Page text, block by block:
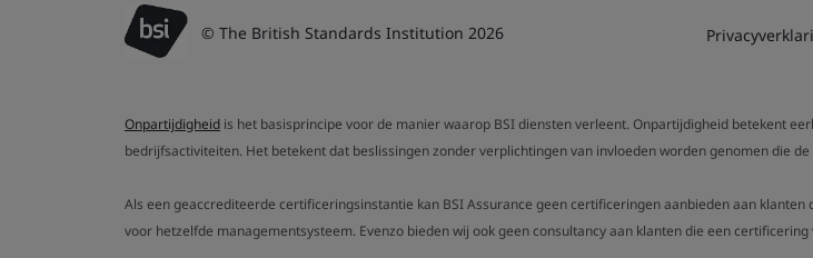
© The British Standards Institution 2026
Onpartijdigheid is het basisprincipe voor de manier waarop BSI diensten verleent. Onpartijdigheid betekent
bedrijfsactiviteiten. Het betekent dat beslissingen zonder verplichtingen van invloeden worden genomen die
Als een geaccrediteerde certificeringsinstantie kan BSI Assurance geen certificeringen aanbieden aan
voor hetzelfde managementsysteem. Evenzo bieden wij ook geen consultancy aan klanten die een